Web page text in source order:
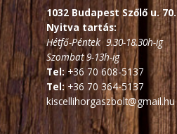
1032 Budapest Szőlő u. 70.
Nyitva tartás:
Hétfő-Péntek 9.30-18.30h-ig
Szombat 9-13h-ig
Tel:+36 70 608-5137
Tel: +36 70 364-5137
kiscellihorgaszbolt@gmail.hu